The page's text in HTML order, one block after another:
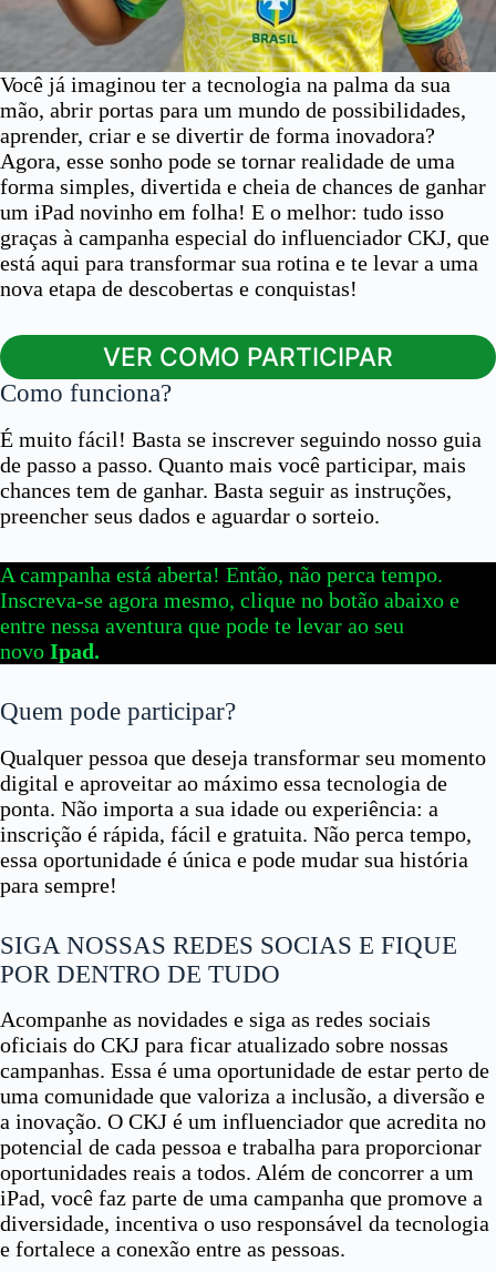
Você já imaginou ter a tecnologia na palma da sua
mão, abrir portas para um mundo de possibilidades,
aprender, criar e se divertir de forma inovadora?
Agora, esse sonho pode se tornar realidade de uma
forma simples, divertida e cheia de chances de ganhar
um iPad novinho em folha! E o melhor: tudo isso
graças à campanha especial do influenciador CKJ, que
está aqui para transformar sua rotina e te levar a uma
nova etapa de descobertas e conquistas!
VER COMO PARTICIPAR
Como funciona?
É muito fácil! Basta se inscrever seguindo nosso guia
de passo a passo. Quanto mais você participar, mais
chances tem de ganhar. Basta seguir as instruções,
preencher seus dados e aguardar o sorteio.
A campanha está aberta! Então, não perca tempo.
Inscreva-se agora mesmo, clique no botão abaixo e
entre nessa aventura que pode te levar ao seu
novo Ipad.
Quem pode participar?
Qualquer pessoa que deseja transformar seu momento
digital e aproveitar ao máximo essa tecnologia de
ponta. Não importa a sua idade ou experiência: a
inscrição é rápida, fácil e gratuita. Não perca tempo,
essa oportunidade é única e pode mudar sua história
para sempre!
SIGA NOSSAS REDES SOCIAS E FIQUE
POR DENTRO DE TUDO
Acompanhe as novidades e siga as redes sociais
oficiais do CKJ para ficar atualizado sobre nossas
campanhas. Essa é uma oportunidade de estar perto de
uma comunidade que valoriza a inclusão, a diversão e
a inovação. O CKJ é um influenciador que acredita no
potencial de cada pessoa e trabalha para proporcionar
oportunidades reais a todos. Além de concorrer a um
iPad, você faz parte de uma campanha que promove a
diversidade, incentiva o uso responsável da tecnologia
e fortalece a conexão entre as pessoas.